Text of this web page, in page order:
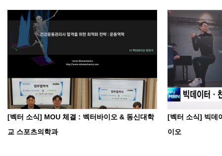
[벡터 소식] MOU 체결 : 벡터바이오 & 동신대학
교 스포츠의학과
[벡터 소식] 빅데
이오